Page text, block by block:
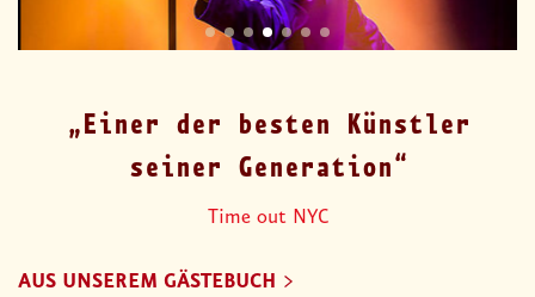
Einer der besten Künstler
seiner Generation
Time out NYC
AUS UNSEREM GÄSTEBUCH